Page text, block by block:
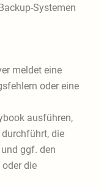
Systemen
meldet eine
oder eine
ausführen,
die
ggf. den
die